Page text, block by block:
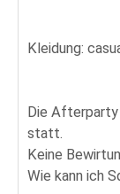
Kleidung:
Die Afterparty
statt.
Keine
Wie kann ich